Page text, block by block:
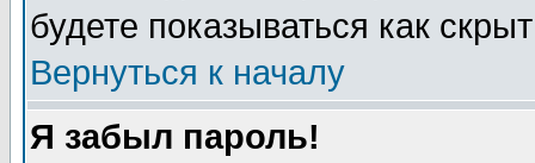
будете показываться как
Вернуться к началу
Я забыл пароль!